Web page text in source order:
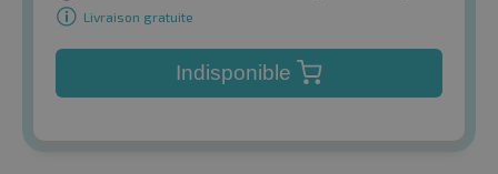
Livraison gratuite
Indisponible